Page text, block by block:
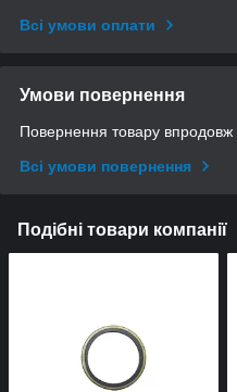
Всі умови оплати
Умови повернення
Повернення товару впродовж
Всі умови повернення
Подібні товари компанії